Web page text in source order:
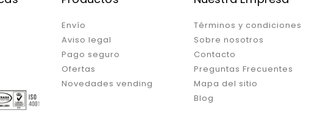
Envío
Aviso legal
Pago seguro
Ofertas
Novedades vending
Términos y condiciones
Sobre nosotros
Contacto
Preguntas Frecuentes
Mapa del sitio
Blog